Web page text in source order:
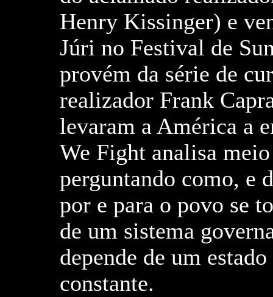
Henry Kissinger) e
Júri no Festival de
provém da série de
realizador Frank
levaram a América a
We Fight analisa
perguntando como, e
por e para o povo se
de um sistema
depende de um
constante.